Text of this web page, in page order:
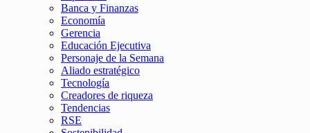
Banca y Finanzas
Economía
Gerencia
Educación Ejecutiva
Personaje de la Semana
Aliado estratégico
Tecnología
Creadores de riqueza
Tendencias
RSE